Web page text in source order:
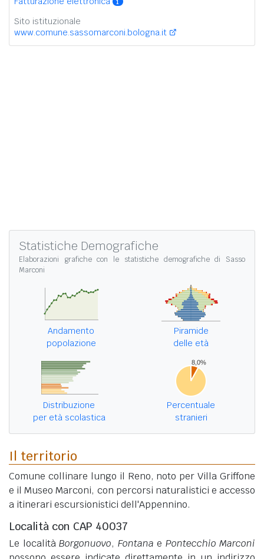
Sito istituzionale
www.comune.sassomarconi.bologna.it
Statistiche Demografiche
Elaborazioni grafiche con le statistiche demografiche di Sasso
Marconi
Andamento
popolazione
Piramide
delle età
Distribuzione
per età scolastica
Percentuale
stranieri
Il territorio
Comune collinare lungo il Reno, noto per Villa Griffone
e il Museo Marconi, con percorsi naturalistici e accesso
a itinerari escursionistici dell'Appennino.
Località con CAP 40037
Le località Borgonuovo, Fontana e Pontecchio Marconi